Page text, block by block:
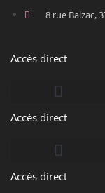
8 rue Balzac,
Accès direct
Accès direct
Accès direct